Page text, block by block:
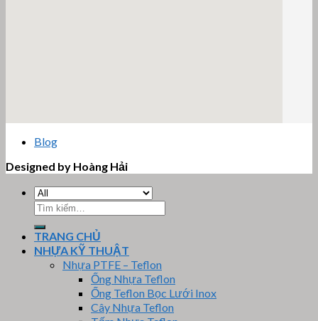
Blog
Designed by Hoàng Hải
Tìm
kiếm:
TRANG CHỦ
NHỰA KỸ THUẬT
Nhựa PTFE – Teflon
Ống Nhựa Teflon
Ống Teflon Bọc Lưới Inox
Cây Nhựa Teflon